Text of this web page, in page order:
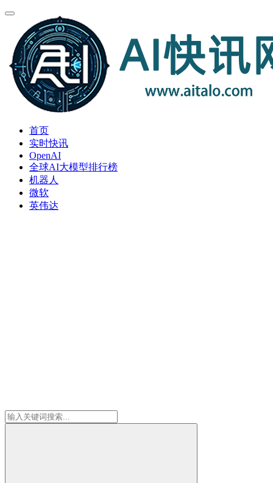
首页
实时快讯
OpenAI
全球AI大模型排行榜
机器人
微软
英伟达